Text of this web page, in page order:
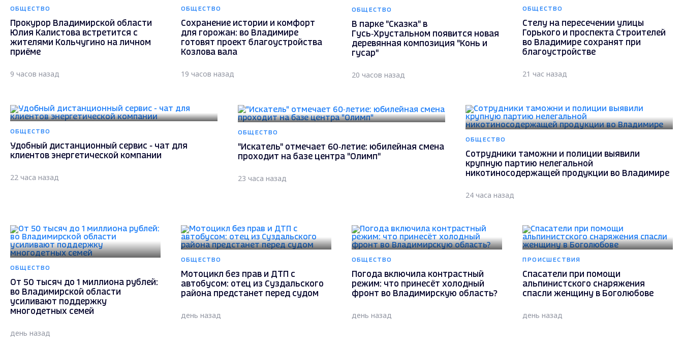
ОБЩЕСТВО
Прокурор Владимирской области
Юлия Калистова встретится с
жителями Кольчугино на личном
приёме
9 часов назад
ОБЩЕСТВО
Сохранение истории и комфорт
для горожан: во Владимире
готовят проект благоустройства
Козлова вала
19 часов назад
ОБЩЕСТВО
В парке "Сказка" в
Гусь‑Хрустальном появится новая
деревянная композиция "Конь и
гусар"
20 часов назад
ОБЩЕСТВО
Стелу на пересечении улицы
Горького и проспекта Строителей
во Владимире сохранят при
благоустройстве
21 час назад
ОБЩЕСТВО
Удобный дистанционный сервис - чат для
клиентов энергетической компании
22 часа назад
ОБЩЕСТВО
"Искатель" отмечает 60‑летие: юбилейная смена
проходит на базе центра "Олимп"
23 часа назад
ОБЩЕСТВО
Сотрудники таможни и полиции выявили
крупную партию нелегальной
никотиносодержащей продукции во Владимире
24 часа назад
ОБЩЕСТВО
От 50 тысяч до 1 миллиона рублей:
во Владимирской области
усиливают поддержку
многодетных семей
день назад
ОБЩЕСТВО
Мотоцикл без прав и ДТП с
автобусом: отец из Суздальского
района предстанет перед судом
день назад
ОБЩЕСТВО
Погода включила контрастный
режим: что принесёт холодный
фронт во Владимирскую область?
день назад
ПРОИСШЕСТВИЯ
Спасатели при помощи
альпинистского снаряжения
спасли женщину в Боголюбове
день назад